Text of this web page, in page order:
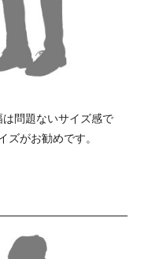
問題ないサイズ感で
ズがお勧めです。